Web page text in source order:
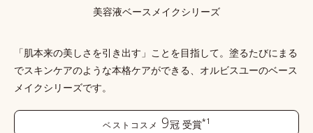
美容液ベースメイクシリーズ
「肌本来の美しさを引き出す」ことを目指して。塗るたびにまる
でスキンケアのような本格ケアができる、 オルビスユーのベース
メイクシリーズです。
ベストコスメ 9冠 受賞*1